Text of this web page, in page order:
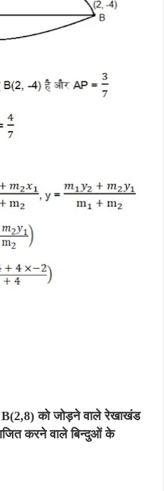
को जोड़ने वाले रेखाखंड
करने वाले बिन्दुओं के